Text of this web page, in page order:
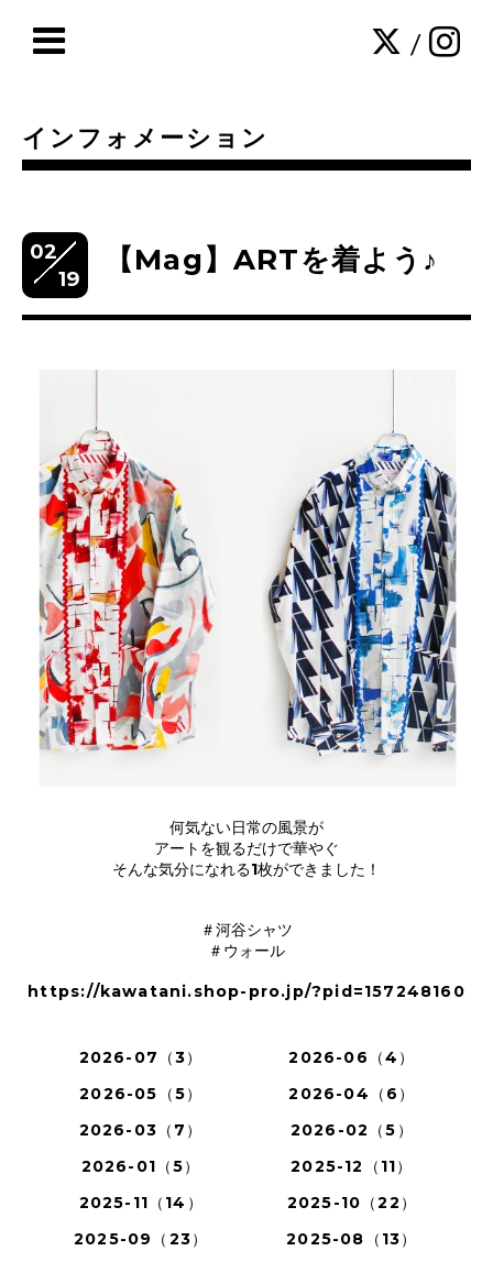
/
インフォメーション
02
19
【Mag】ARTを着よう♪
何気ない日常の風景が
アートを観るだけで華やぐ
そんな気分になれる1枚ができました！
＃河谷シャツ
＃ウォール
https://kawatani.shop-pro.jp/?pid=157248160
2026-07（3）
2026-06（4）
2026-05（5）
2026-04（6）
2026-03（7）
2026-02（5）
2026-01（5）
2025-12（11）
2025-11（14）
2025-10（22）
2025-09（23）
2025-08（13）